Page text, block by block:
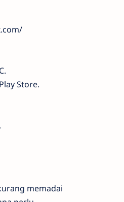
Store.
memadai